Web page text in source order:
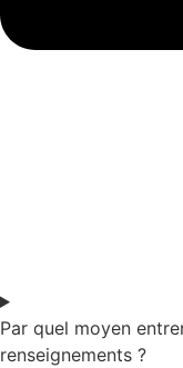
Par quel moyen
renseignements ?